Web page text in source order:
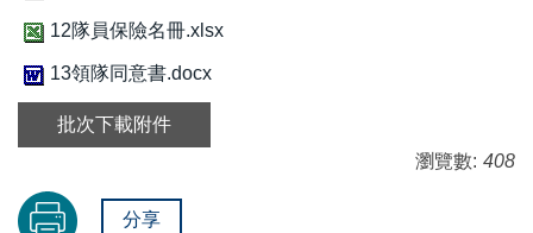
12隊員保險名冊.xlsx
13領隊同意書.docx
批次下載附件
瀏覽數: 408
分享